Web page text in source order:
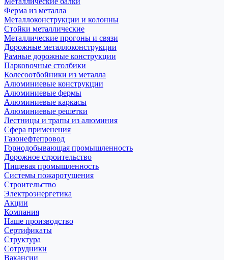
Ферма из металла
Металлоконструкции и колонны
Стойки металлические
Металлические прогоны и связи
Дорожные металлоконструкции
Рамные дорожные конструкции
Парковочные столбики
Колесоотбойники из металла
Алюминиевые конструкции
Алюминиевые фермы
Алюминиевые каркасы
Алюминиевые решетки
Лестницы и трапы из алюминия
Сфера применения
Газонефтепровод
Горнодобывающая промышленность
Дорожное строительство
Пищевая промышленность
Системы пожаротушения
Строительство
Электроэнергетика
Акции
Компания
Наше производство
Сертификаты
Структура
Сотрудники
Вакансии